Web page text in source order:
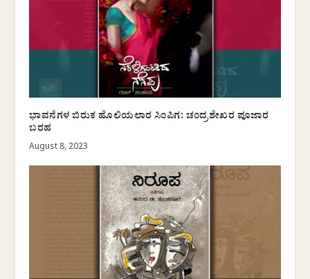
ಭಾವನೆಗಳ ಬಿರುಕ ಹೊಲಿಯಲಾರ ಸಿಂಪಿಗ: ಚಂದ್ರಶೇಖರ ಪೂಜಾರ
ಬರಹ
August 8, 2023